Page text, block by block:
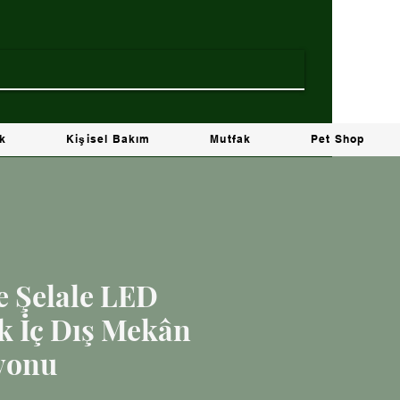
Kişisel Bakım Mutfak Pet Shop
Şelale LED
İç Dış Mekân